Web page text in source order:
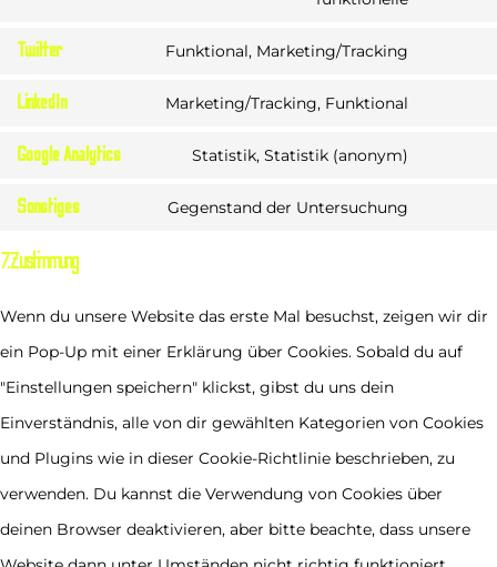
Twitter Funktional, Marketing/Tracking
LinkedIn Marketing/Tracking, Funktional
Google Analytics Statistik, Statistik (anonym)
Sonstiges Gegenstand der Untersuchung
7. Zustimmung
Wenn du unsere Website das erste Mal besuchst, zeigen wir dir
ein Pop-Up mit einer Erklärung über Cookies. Sobald du auf
"Einstellungen speichern" klickst, gibst du uns dein
Einverständnis, alle von dir gewählten Kategorien von Cookies
und Plugins wie in dieser Cookie-Richtlinie beschrieben, zu
verwenden. Du kannst die Verwendung von Cookies über
deinen Browser deaktivieren, aber bitte beachte, dass unsere